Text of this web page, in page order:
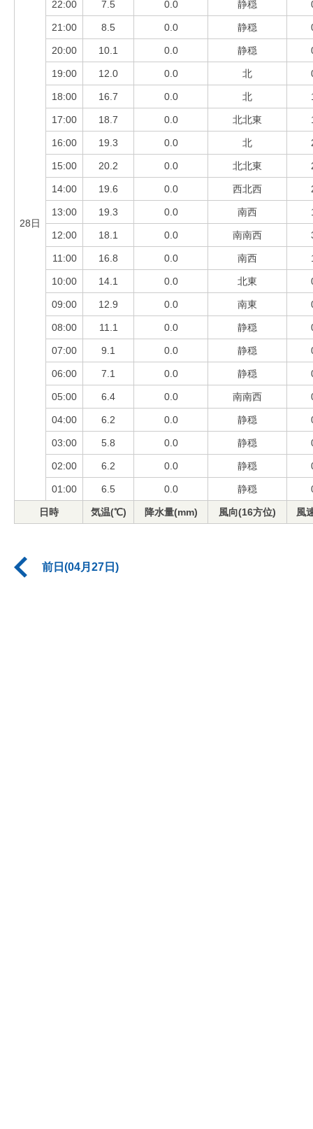
28日
22:00 7.5 0.0 静穏
21:00 8.5 0.0 静穏
20:00 10.1 0.0 静穏
19:00 12.0 0.0 北
18:00 16.7 0.0 北
17:00 18.7 0.0 北北東
16:00 19.3 0.0 北
15:00 20.2 0.0 北北東
14:00 19.6 0.0 西北西
13:00 19.3 0.0 南西
12:00 18.1 0.0 南南西
11:00 16.8 0.0 南西
10:00 14.1 0.0 北東
09:00 12.9 0.0 南東
08:00 11.1 0.0 静穏
07:00 9.1 0.0 静穏
06:00 7.1 0.0 静穏
05:00 6.4 0.0 南南西
04:00 6.2 0.0 静穏
03:00 5.8 0.0 静穏
02:00 6.2 0.0 静穏
01:00 6.5 0.0 静穏
日時 気温(℃) 降水量(mm) 風向(16方位) 風
前日(04月27日)